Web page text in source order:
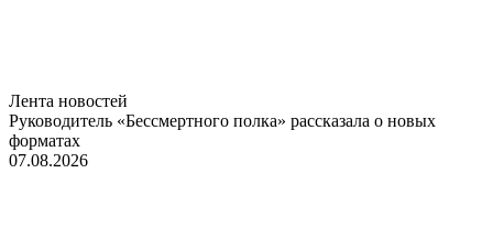
Лента новостей
Руководитель «Бессмертного полка» рассказала о новых
форматах
07.08.2026